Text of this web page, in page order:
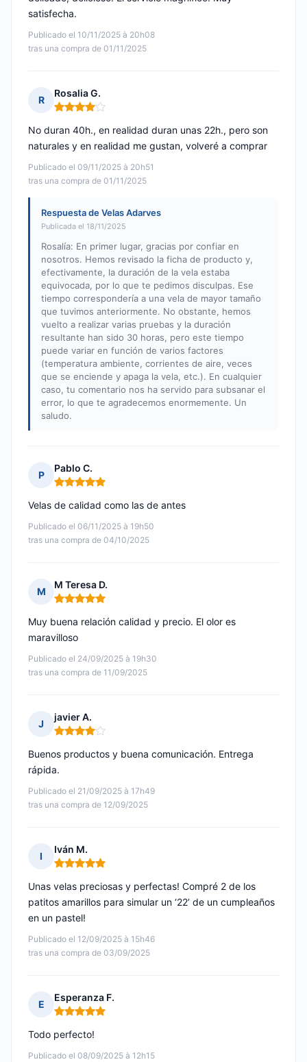
Publicado el 10/11/2025 à 20h08
tras una compra de 01/11/2025
satisfecha.
R
Rosalia G.
Nota: 4 de 5
Publicado el 09/11/2025 à 20h51
tras una compra de 01/11/2025
No duran 40h., en realidad duran unas 22h., pero son
naturales y en realidad me gustan, volveré a comprar
Respuesta de Velas Adarves
Publicada el 18/11/2025
Rosalía: En primer lugar, gracias por confiar en
nosotros. Hemos revisado la ficha de producto y,
efectivamente, la duración de la vela estaba
equivocada, por lo que te pedimos disculpas. Ese
tiempo correspondería a una vela de mayor tamaño
que tuvimos anteriormente. No obstante, hemos
vuelto a realizar varias pruebas y la duración
resultante han sido 30 horas, pero este tiempo
puede variar en función de varios factores
(temperatura ambiente, corrientes de aire, veces
que se enciende y apaga la vela, etc.). En cualquier
caso, tu comentario nos ha servido para subsanar el
error, lo que te agradecemos enormemente. Un
saludo.
P
Pablo C.
Nota: 5 de 5
Publicado el 06/11/2025 à 19h50
tras una compra de 04/10/2025
Velas de calidad como las de antes
M
M Teresa D.
Nota: 5 de 5
Publicado el 24/09/2025 à 19h30
tras una compra de 11/09/2025
Muy buena relación calidad y precio. El olor es
maravilloso
J
javier A.
Nota: 4 de 5
Publicado el 21/09/2025 à 17h49
tras una compra de 12/09/2025
Buenos productos y buena comunicación. Entrega
rápida.
I
Iván M.
Nota: 5 de 5
Publicado el 12/09/2025 à 15h46
tras una compra de 03/09/2025
Unas velas preciosas y perfectas! Compré 2 de los
patitos amarillos para simular un ‘22’ de un cumpleaños
en un pastel!
E
Esperanza F.
Nota: 5 de 5
Publicado el 08/09/2025 à 12h15
Todo perfecto!